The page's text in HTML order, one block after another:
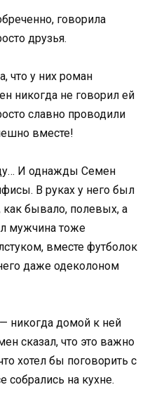
говорила
друзья.
что у них роман
никогда не говорил ей
славно проводили
вместе!
И однажды Семен
В руках у него был
бывало, полевых, а
мужчина тоже
вместе футболок
даже одеколоном
никогда домой к ней
сказал, что это важно
хотел бы поговорить с
на кухне.